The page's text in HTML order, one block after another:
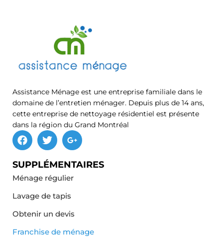
Assistance Ménage est une entreprise familiale dans le
domaine de l’entretien ménager. Depuis plus de 14 ans,
cette entreprise de nettoyage résidentiel est présente
dans la région du Grand Montréal
SUPPLÉMENTAIRES
Ménage régulier
Lavage de tapis
Obtenir un devis
Franchise de ménage